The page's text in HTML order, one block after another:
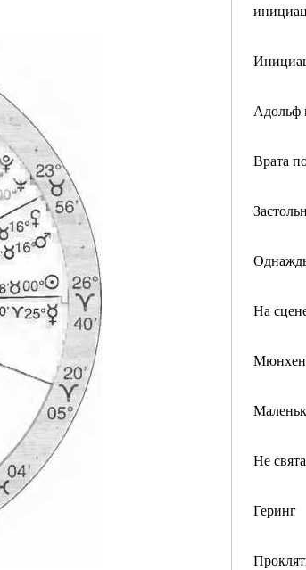
Адольф
Врата
На
Не
Геринг